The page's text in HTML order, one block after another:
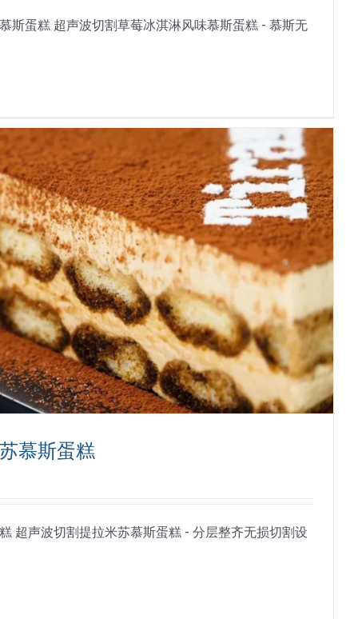
斯蛋糕 超声波切割草莓冰淇淋风味慕斯蛋糕 - 慕斯无
慕斯蛋糕
超声波切割提拉米苏慕斯蛋糕 - 分层整齐无损切割设